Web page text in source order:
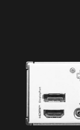
¡Agrega
Light
controlar
periféricos
un
del Dark
las placas